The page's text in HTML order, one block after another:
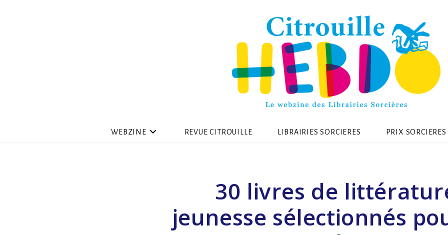
WEBZINE REVUE CITROUILLE LIBRAIRIES SORCIERES PRIX SORCIERES
30 livres de
jeunesse sélectionnés